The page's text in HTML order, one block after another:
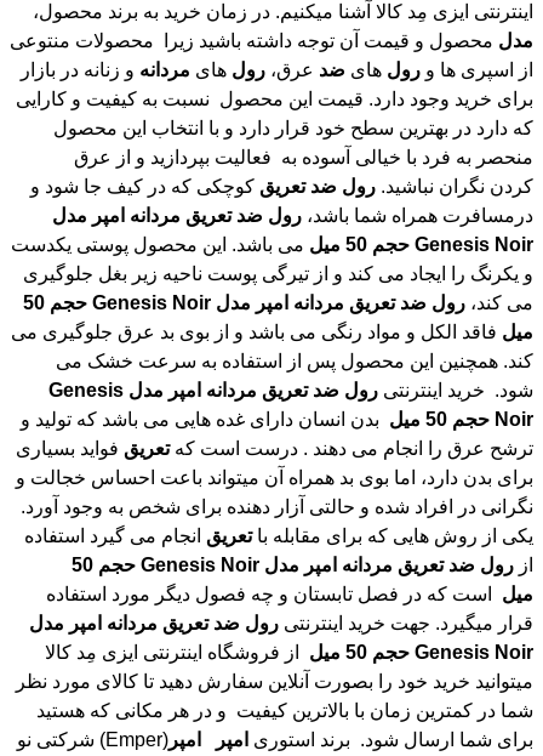
اینترنتی ایزی مِد کالا آشنا میکنیم. در زمان خرید به برند محصول،
مدل محصول و قیمت آن توجه داشته باشید زیرا محصولات منتوعی
از اسپری ها و رول های ضد عرق، رول های مردانه و زنانه در بازار
برای خرید وجود دارد. قیمت این محصول نسبت به کیفیت و کارایی
که دارد در بهترین سطح خود قرار دارد و با انتخاب این محصول
منحصر به فرد با خیالی آسوده به فعالیت بپردازید و از عرق
کردن نگران نباشید. رول ضد تعریق کوچکی که در کیف جا شود و
درمسافرت همراه شما باشد، رول ضد تعریق مردانه امپر مدل
Genesis Noir حجم 50 ميل می باشد. این محصول پوستی یکدست
و یکرنگ را ایجاد می کند و از تیرگی پوست ناحیه زیر بغل جلوگیری
می کند، رول ضد تعریق مردانه امپر مدل Genesis Noir حجم 50
ميل فاقد الکل و مواد رنگی می باشد و از بوی بد عرق جلوگیری می
کند. همچنین این محصول پس از استفاده به سرعت خشک می
شود. خرید اینترنتی رول ضد تعریق مردانه امپر مدل Genesis
Noir حجم 50 ميل بدن انسان دارای غده هایی می باشد که تولید و
ترشح عرق را انجام می دهند . درست است کهتعریق فواید بسیاری
برای بدن دارد، اما بوی بد همراه آن میتواند باعت احساس خجالت و
نگرانی در افراد شده و حالتی آزار دهنده برای شخص به وجود آورد.
یکی از روش هایی که برای مقابله باتعریق انجام می گیرد استفاده
از رول ضد تعریق مردانه امپر مدل Genesis Noir حجم 50
ميل است که در فصل تابستان و چه فصول دیگر مورد استفاده
قرار میگیرد. جهت خرید اینترنتی رول ضد تعریق مردانه امپر مدل
Genesis Noir حجم 50 ميل از فروشگاه اینترنتی ایزی مِد کالا
میتوانید خرید خود را بصورت آنلاین سفارش دهید تا کالای مورد نظر
شما در کمترین زمان با بالاترین کیفیت و در هر مکانی که هستید
برای شما ارسال شود. برند استوری امپر امپر (Emper) شرکتی نو
پا در زمینه ی تولید عطر و ادکلن می باشد که فعالیت خود را از